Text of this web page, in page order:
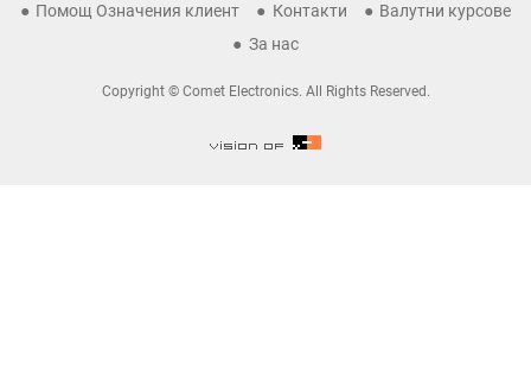
Помощ Означения клиент
Контакти
Валутни курсове
За нас
Copyright © Comet Electronics. All Rights Reserved.